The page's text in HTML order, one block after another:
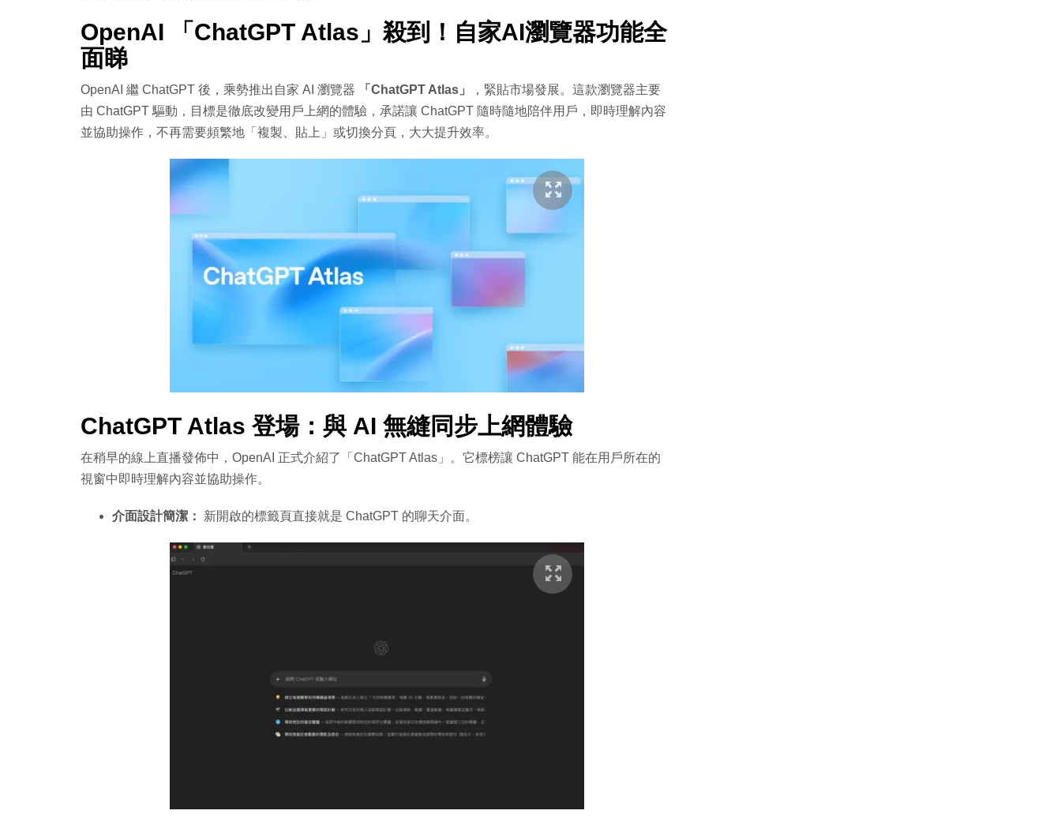
OpenAI 「ChatGPT Atlas」殺到！自家AI瀏覽器功能全
面睇
OpenAI 繼 ChatGPT 後，乘勢推出自家 AI 瀏覽器 「ChatGPT Atlas」
，緊貼市場發展。這款瀏覽器主要
由 ChatGPT 驅動，目標是徹底改變用戶上網的體驗，承諾讓 ChatGPT 隨時隨地陪伴用戶，即時理解內容
並協助操作，不再需要頻繁地「複製、貼上」或切換分頁，大大提升效率。
ChatGPT Atlas 登場：與 AI 無縫同步上網體驗
在稍早的線上直播發佈中，OpenAI 正式介紹了「ChatGPT Atlas」。它標榜讓 ChatGPT 能在用戶所在的
視窗中即時理解內容並協助操作。
介面設計簡潔： 新開啟的標籤頁直接就是 ChatGPT 的聊天介面。